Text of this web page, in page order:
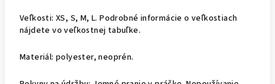
Veľkosti: XS, S, M, L. Podrobné informácie o veľkostiach
nájdete vo veľkostnej tabuľke.
Materiál: polyester, neoprén.